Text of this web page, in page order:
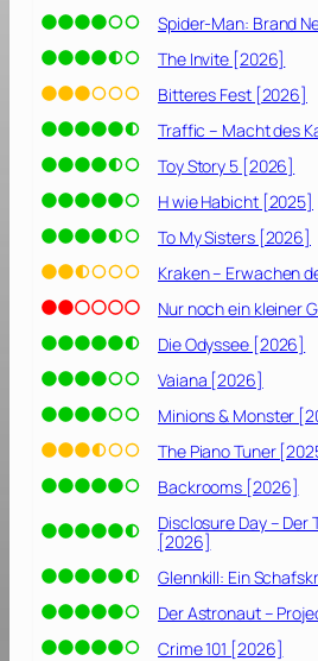
g
i
n
[
2
0
2
2
]
Spider-Man: Brand
The Invite [2026]
Bitteres Fest [2026]
Traffic – Macht des
Toy Story 5 [2026]
H wie Habicht [2025]
To My Sisters [2026]
Kraken – Erwachen
Nur noch ein kleiner
Die Odyssee [2026]
Vaiana [2026]
Minions & Monster
The Piano Tuner
Backrooms [2026]
Disclosure Day – Der
[2026]
Glennkill: Ein
Der Astronaut –
Crime 101 [2026]